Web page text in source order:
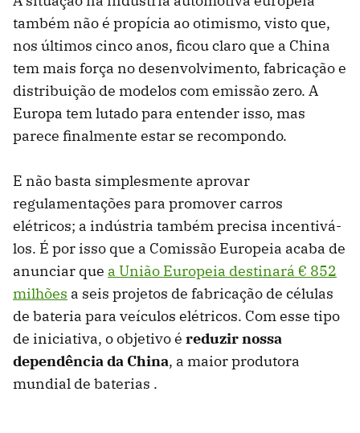
também não é propícia ao otimismo, visto que,
nos últimos cinco anos, ficou claro que a China
tem mais força no desenvolvimento, fabricação e
distribuição de modelos com emissão zero. A
Europa tem lutado para entender isso, mas
parece finalmente estar se recompondo.
E não basta simplesmente aprovar
regulamentações para promover carros
elétricos; a indústria também precisa incentivá-
los. É por isso que a Comissão Europeia acaba de
anunciar que a União Europeia destinará € 852
milhões a seis projetos de fabricação de células
de bateria para veículos elétricos. Com esse tipo
de iniciativa, o objetivo é reduzir nossa
dependência da China, a maior produtora
mundial de baterias .